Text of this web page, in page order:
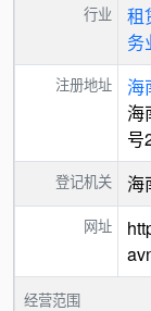
行业 租
务
注册地址 海
海
号
登记机关 海
网址
经营范围